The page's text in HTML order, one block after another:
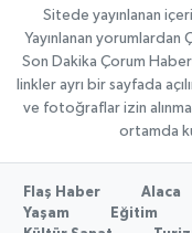
Sitede yayınlanan
Yayınlanan
Son Dakika Çorum
linkler ayrı bir sayfada
ve fotoğraflar izin
ortamda
Flaş Haber Alaca
Yaşam
Eğitim